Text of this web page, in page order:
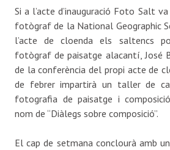
Si a l’acte d’inauguració Foto Salt
fotògraf de la National Geographic
l’acte de cloenda els saltencs
fotògraf de paisatge alacantí, José
de la conferència del propi acte de
de febrer impartirà un taller de
fotografia de paisatge i
nom de “Diàlegs sobre composició”.
El cap de setmana conclourà amb